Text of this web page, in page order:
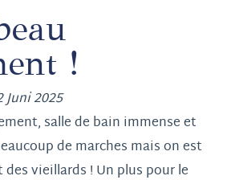
!
Juni 2025
salle de bain immense et
de marches mais on est
vieillards ! Un plus pour le